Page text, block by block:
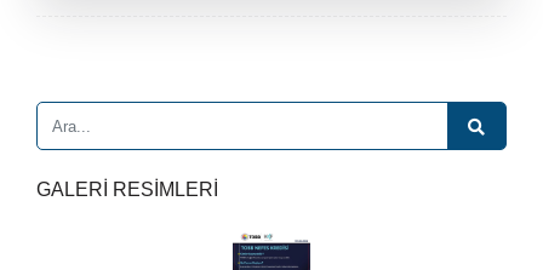
GALERİ RESİMLERİ